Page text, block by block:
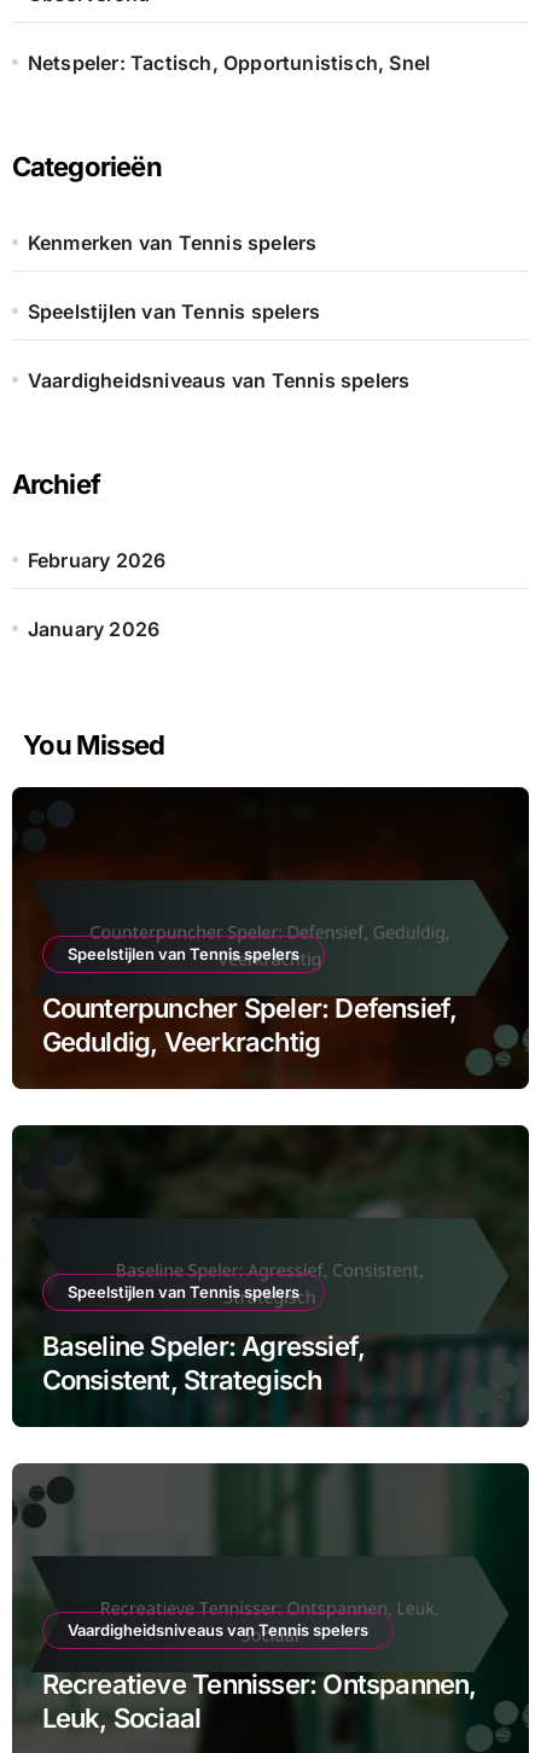
Netspeler: Tactisch, Opportunistisch, Snel
Categorieën
Kenmerken van Tennis spelers
Speelstijlen van Tennis spelers
Vaardigheidsniveaus van Tennis spelers
Archief
February 2026
January 2026
You Missed
Speelstijlen van Tennis spelers
Counterpuncher Speler: Defensief,
Geduldig, Veerkrachtig
Speelstijlen van Tennis spelers
Baseline Speler: Agressief,
Consistent, Strategisch
Vaardigheidsniveaus van Tennis spelers
Recreatieve Tennisser: Ontspannen,
Leuk, Sociaal